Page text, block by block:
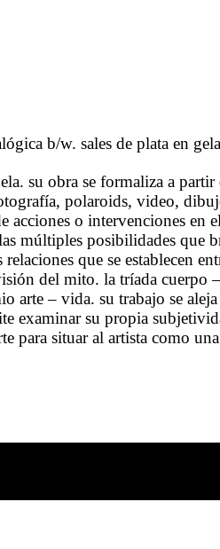
b/w. sales de plata en
su obra se formaliza a partir
polaroids, video,
acciones o intervenciones en
múltiples posibilidades que
que se establecen
del mito. la tríada cuerpo
arte – vida. su trabajo se
examinar su propia
para situar al artista como